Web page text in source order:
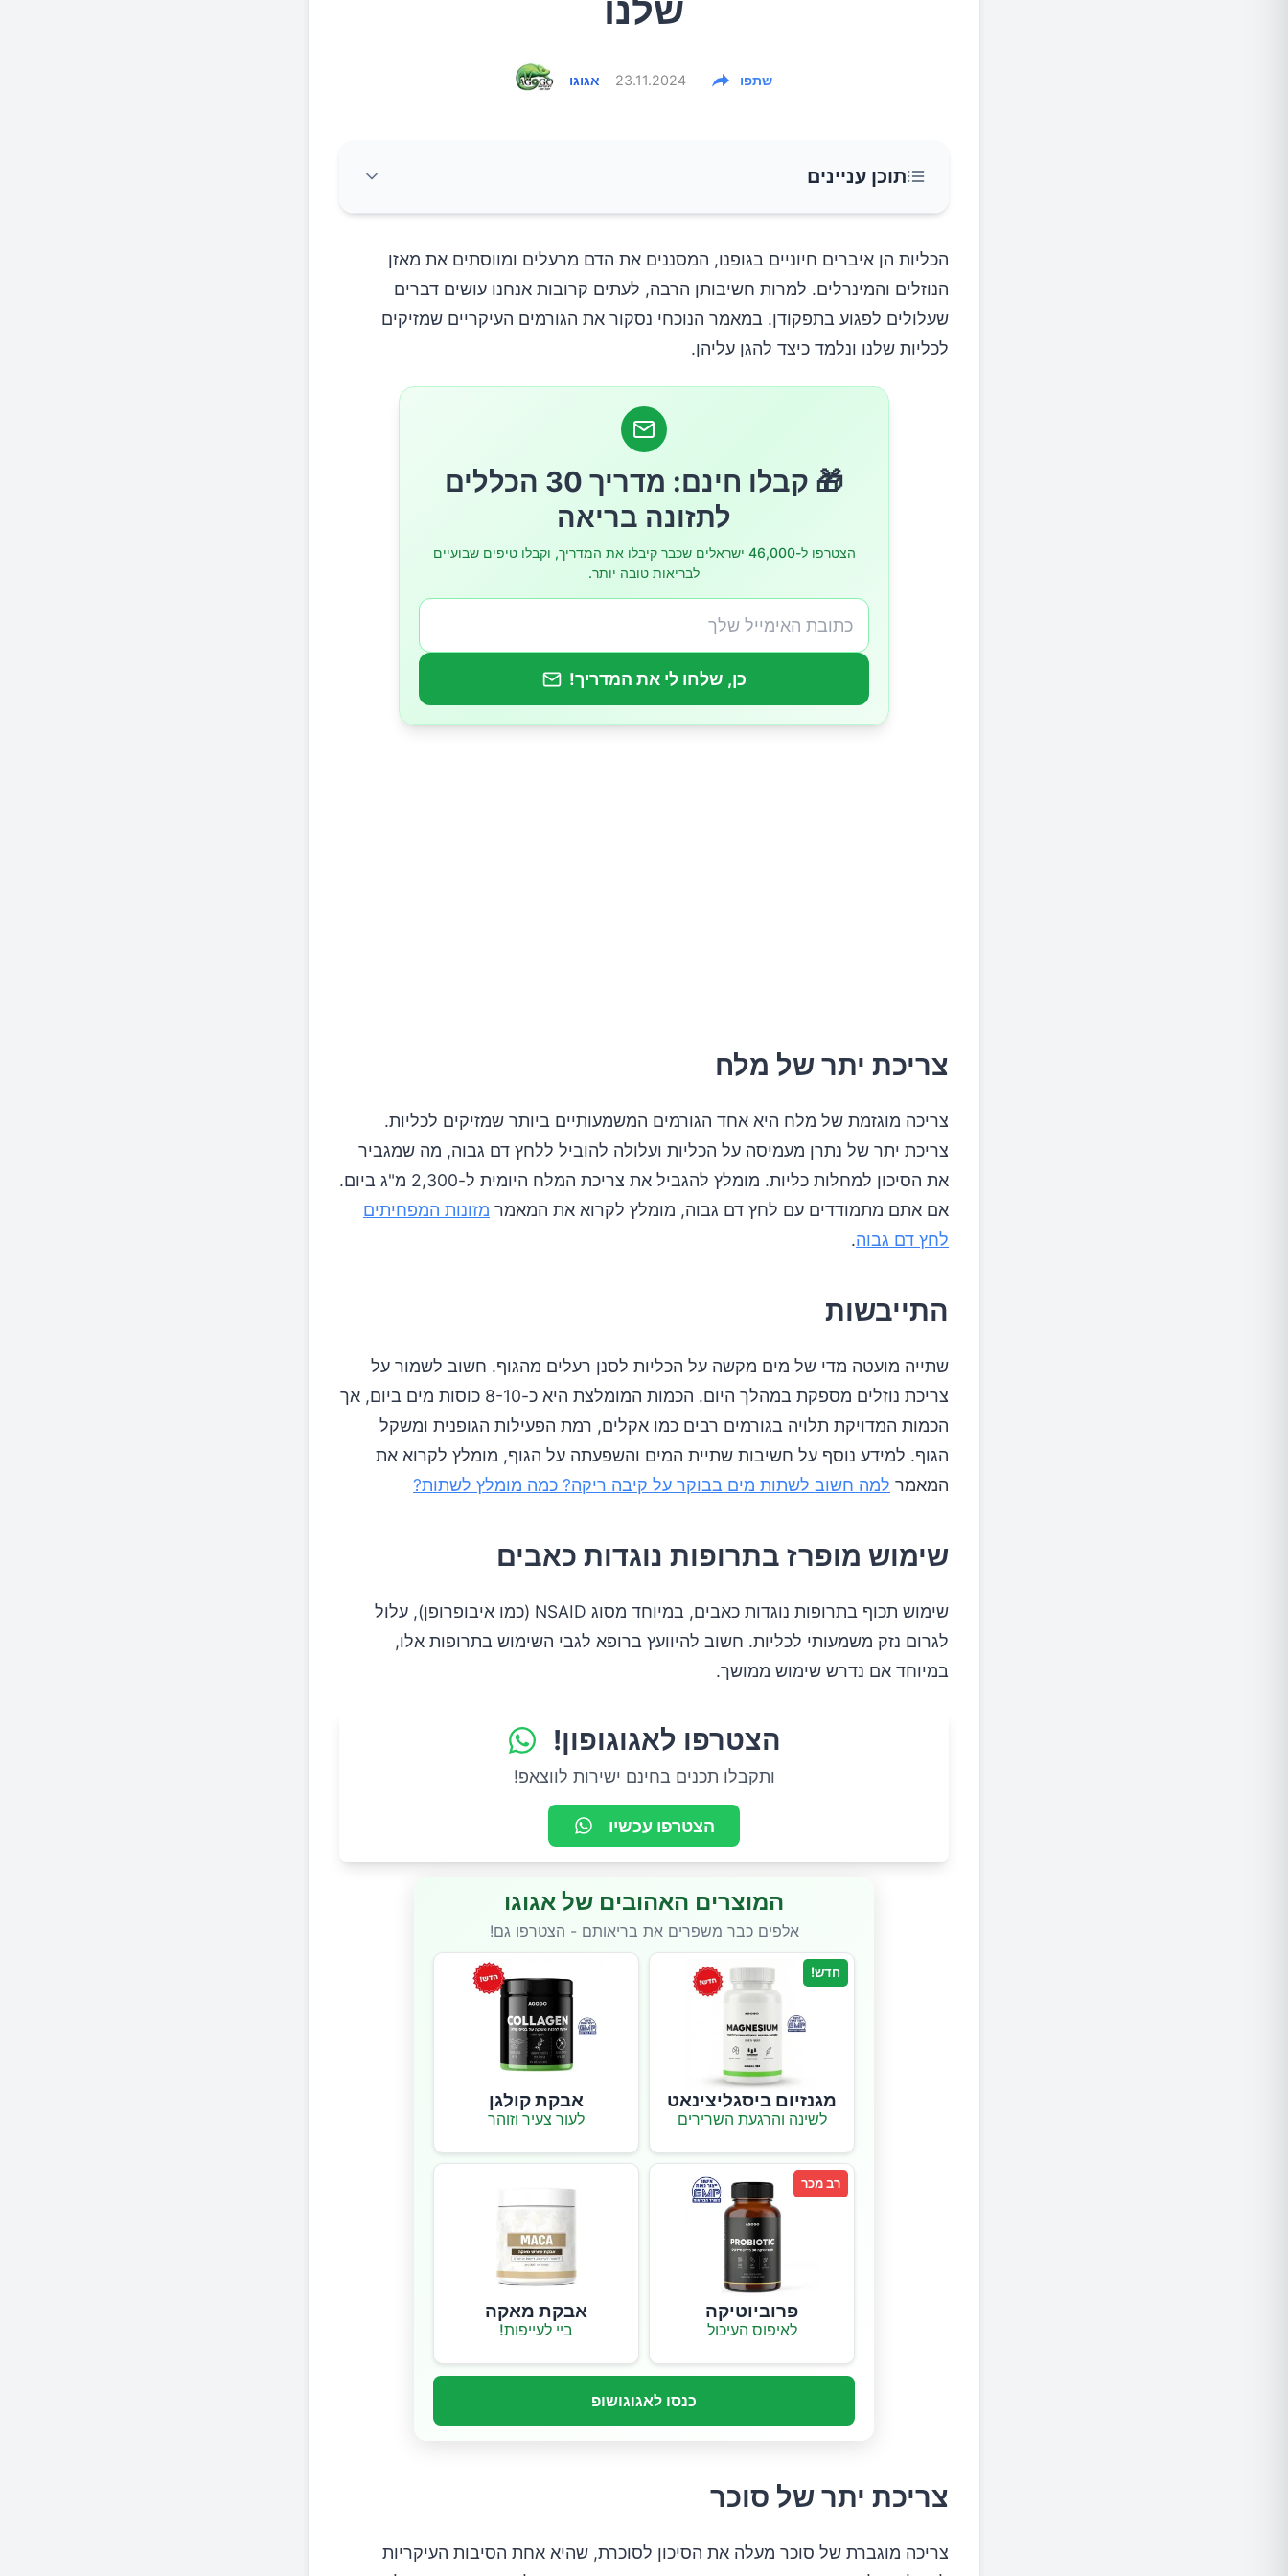
שלנו
אגוגו 23.11.2024 שתפו
תוכן עניינים
צריכת יתר של מלח
התייבשות
חוסר פעילות גופנית
דברים נוספים שכדאי להימנע מהם
סימני אזהרה לבעיות בכליות
הכליות הן איברים חיוניים בגופנו, המסננים את הדם מרעלים ומווסתים את מאזן
הנוזלים והמינרלים. למרות חשיבותן הרבה, לעתים קרובות אנחנו עושים דברים
שעלולים לפגוע בתפקודן. במאמר הנוכחי נסקור את הגורמים העיקריים שמזיקים
לכליות שלנו ונלמד כיצד להגן עליהן.
🎁 קבלו חינם: מדריך 30 הכללים
לתזונה בריאה
הצטרפו ל-46,000 ישראלים שכבר קיבלו את המדריך, וקבלו טיפים שבועיים
לבריאות טובה יותר.
כן, שלחו לי את המדריך!
צריכת יתר של מלח
צריכה מוגזמת של מלח היא אחד הגורמים המשמעותיים ביותר שמזיקים לכליות.
צריכת יתר של נתרן מעמיסה על הכליות ועלולה להוביל ללחץ דם גבוה, מה שמגביר
את הסיכון למחלות כליות. מומלץ להגביל את צריכת המלח היומית ל-2,300 מ"ג ביום.
אם אתם מתמודדים עם לחץ דם גבוה, מומלץ לקרוא את המאמר מזונות המפחיתים
לחץ דם גבוה.
התייבשות
שתייה מועטה מדי של מים מקשה על הכליות לסנן רעלים מהגוף. חשוב לשמור על
צריכת נוזלים מספקת במהלך היום. הכמות המומלצת היא כ-8-10 כוסות מים ביום, אך
הכמות המדויקת תלויה בגורמים רבים כמו אקלים, רמת הפעילות הגופנית ומשקל
הגוף. למידע נוסף על חשיבות שתיית המים והשפעתה על הגוף, מומלץ לקרוא את
המאמר למה חשוב לשתות מים בבוקר על קיבה ריקה? כמה מומלץ לשתות?
שימוש מופרז בתרופות נוגדות כאבים
שימוש תכוף בתרופות נוגדות כאבים, במיוחד מסוג NSAID (כמו איבופרופן), עלול
לגרום נזק משמעותי לכליות. חשוב להיוועץ ברופא לגבי השימוש בתרופות אלו,
במיוחד אם נדרש שימוש ממושך.
הצטרפו לאגוגופון!
ותקבלו תכנים בחינם ישירות לווצאפ!
הצטרפו עכשיו
המוצרים האהובים של אגוגו
אלפים כבר משפרים את בריאותם - הצטרפו גם!
חדש!
מגנזיום ביסגליצינאט
לשינה והרגעת השרירים
אבקת קולגן
לעור צעיר וזוהר
רב מכר
פרוביוטיקה
לאיפוס העיכול
אבקת מאקה
ביי לעייפות!
כנסו לאגוגושופ
צריכת יתר של סוכר
צריכה מוגברת של סוכר מעלה את הסיכון לסוכרת, שהיא אחת הסיבות העיקריות